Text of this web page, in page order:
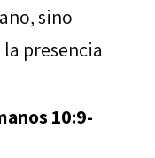
sino
presencia
10:9-